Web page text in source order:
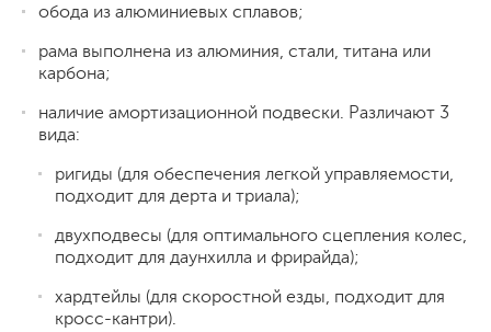
обода из алюминиевых сплавов;
рама выполнена из алюминия, стали, титана или
карбона;
наличие амортизационной подвески. Различают 3
вида:
ригиды (для обеспечения легкой управляемости,
подходит для дерта и триала);
двухподвесы (для оптимального сцепления колес,
подходит для даунхилла и фрирайда);
хардтейлы (для скоростной езды, подходит для
кросс-кантри).